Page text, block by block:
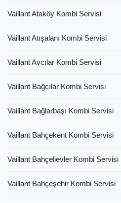
Vaillant Ataköy Kombi Servisi
Vaillant Atışalanı Kombi Servisi
Vaillant Avcılar Kombi Servisi
Vaillant Bağcılar Kombi Servisi
Vaillant Bağlarbaşı Kombi Servisi
Vaillant Bahçekent Kombi Servisi
Vaillant Bahçelievler Kombi Servisi
Vaillant Bahçeşehir Kombi Servisi